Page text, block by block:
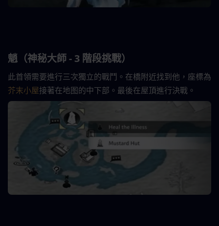
魈（神秘大師 - 3 階段挑戰）
芥末小屋接著在地图的中下部。最後在屋頂進行決戰。